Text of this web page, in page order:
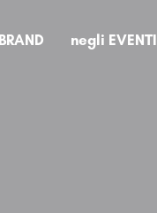
negli EVENTI